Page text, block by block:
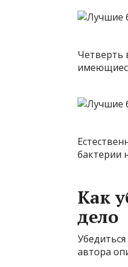
Четверть
бактерии
Как
дело
автора